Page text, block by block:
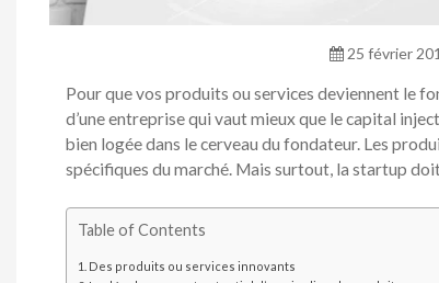
25 février
Pour que vos produits ou services deviennent le
d’une entreprise qui vaut mieux que le capital
bien logée dans le cerveau du fondateur. Les
spécifiques du marché. Mais surtout, la startup
Table of Contents
Des produits ou services innovants